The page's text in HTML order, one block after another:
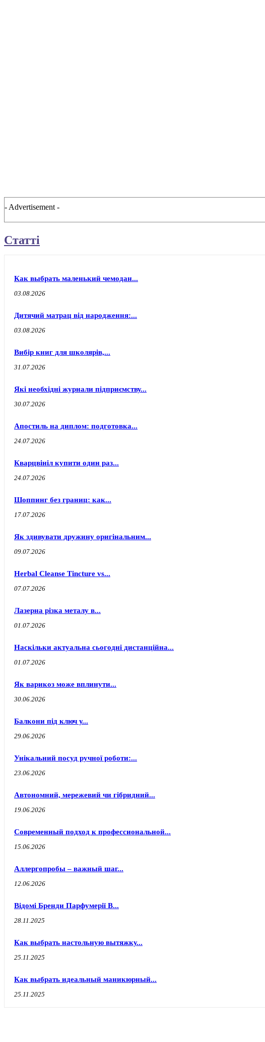
- Advertisement -
Статті
Как выбрать маленький чемодан...
03.08.2026
Дитячий матрац від народження:...
03.08.2026
Вибір книг для школярів,...
31.07.2026
Які необхідні журнали підприємству...
30.07.2026
Апостиль на диплом: подготовка...
24.07.2026
Кварцвініл купити один раз...
24.07.2026
Шоппинг без границ: как...
17.07.2026
Як здивувати дружину оригінальним...
09.07.2026
Herbal Cleanse Tincture vs...
07.07.2026
Лазерна різка металу в...
01.07.2026
Наскільки актуальна сьогодні дистанційна...
01.07.2026
Як варикоз може вплинути...
30.06.2026
Балкони під ключ у...
29.06.2026
Унікальний посуд ручної роботи:...
23.06.2026
Автономний, мережевий чи гібридний...
19.06.2026
Современный подход к профессиональной...
15.06.2026
Аллергопробы – важный шаг...
12.06.2026
Відомі Бренди Парфумерії В...
28.11.2025
Как выбрать настольную вытяжку...
25.11.2025
Как выбрать идеальный маникюрный...
25.11.2025